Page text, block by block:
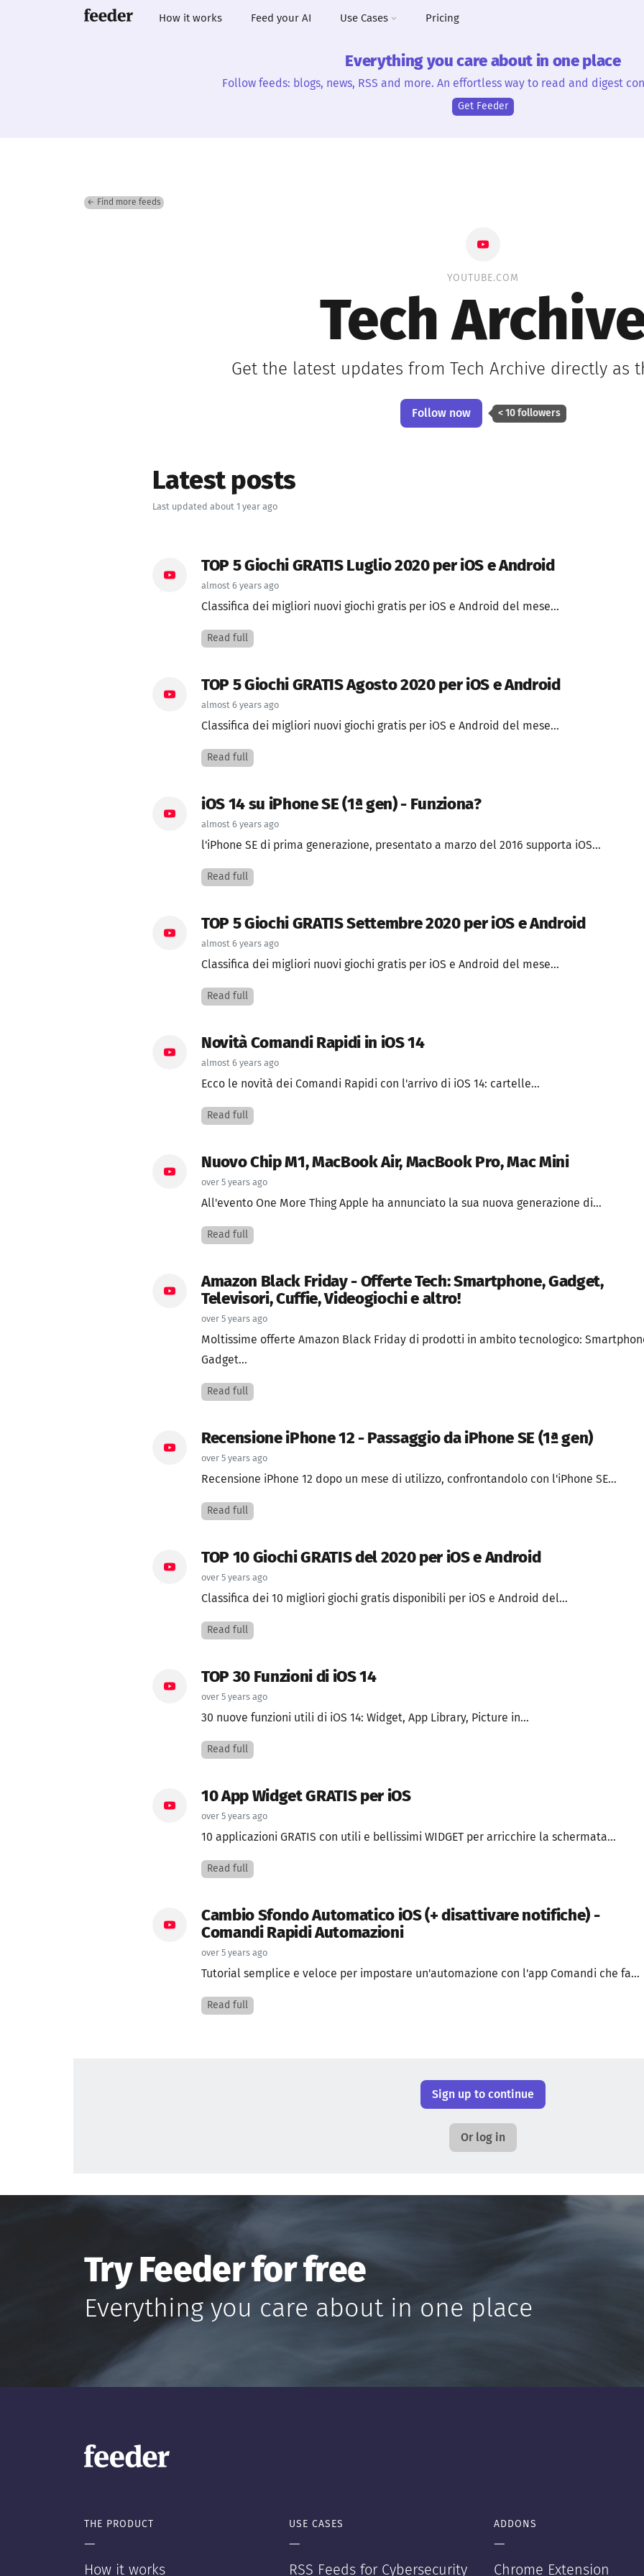
How it works Feed your AI Use Cases Pricing
Everything you care about in one place
Follow feeds: blogs, news, RSS and more. An effortless way to read and digest
Get Feeder
← Find more feeds
YOUTUBE.COM
Tech
Get the latest updates from Tech Archive directly as
Follow now < 10 followers
Latest posts
Last updated about 1 year ago
TOP 5 Giochi GRATIS Luglio 2020 per iOS e Android
almost 6 years ago
Classifica dei migliori nuovi giochi gratis per iOS e Android del mese...
Read full
TOP 5 Giochi GRATIS Agosto 2020 per iOS e Android
almost 6 years ago
Classifica dei migliori nuovi giochi gratis per iOS e Android del mese...
Read full
iOS 14 su iPhone SE (1ª gen) - Funziona?
almost 6 years ago
l'iPhone SE di prima generazione, presentato a marzo del 2016 supporta iOS...
Read full
TOP 5 Giochi GRATIS Settembre 2020 per iOS e Android
almost 6 years ago
Classifica dei migliori nuovi giochi gratis per iOS e Android del mese...
Read full
Novità Comandi Rapidi in iOS 14
almost 6 years ago
Ecco le novità dei Comandi Rapidi con l'arrivo di iOS 14: cartelle...
Read full
Nuovo Chip M1, MacBook Air, MacBook Pro, Mac Mini
over 5 years ago
All'evento One More Thing Apple ha annunciato la sua nuova generazione di...
Read full
Amazon Black Friday - Offerte Tech: Smartphone, Gadget,
Televisori, Cuffie, Videogiochi e altro!
over 5 years ago
Moltissime offerte Amazon Black Friday di prodotti in ambito tecnologico:
Gadget...
Read full
Recensione iPhone 12 - Passaggio da iPhone SE (1ª gen)
over 5 years ago
Recensione iPhone 12 dopo un mese di utilizzo, confrontandolo con l'iPhone SE...
Read full
TOP 10 Giochi GRATIS del 2020 per iOS e Android
over 5 years ago
Classifica dei 10 migliori giochi gratis disponibili per iOS e Android del...
Read full
TOP 30 Funzioni di iOS 14
over 5 years ago
30 nuove funzioni utili di iOS 14: Widget, App Library, Picture in...
Read full
10 App Widget GRATIS per iOS
over 5 years ago
10 applicazioni GRATIS con utili e bellissimi WIDGET per arricchire la schermata...
Read full
Cambio Sfondo Automatico iOS (+ disattivare notifiche) -
Comandi Rapidi Automazioni
over 5 years ago
Tutorial semplice e veloce per impostare un'automazione con l'app Comandi che fa...
Read full
Sign up to continue
Or log in
Try Feeder for free
Everything you care about in one place
THE PRODUCT
—
How it works
USE CASES
—
RSS Feeds for Cybersecurity
ADDONS
—
Chrome Extension